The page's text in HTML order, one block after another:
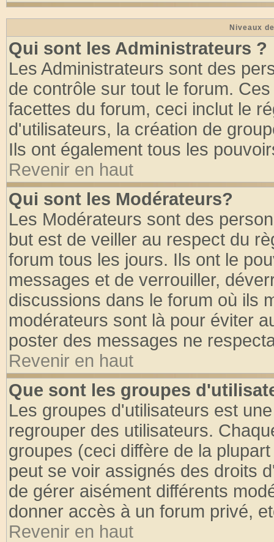
Niveaux
Qui sont les Administrateurs ?
Les Administrateurs sont des
de contrôle sur tout le forum.
facettes du forum, ceci inclut le
d'utilisateurs, la création de
Ils ont également tous les
Revenir en haut
Qui sont les Modérateurs?
Les Modérateurs sont des
but est de veiller au respect du
forum tous les jours. Ils ont le
messages et de verrouiller,
discussions dans le forum où ils
modérateurs sont là pour éviter
poster des messages ne
Revenir en haut
Que sont les groupes
Les groupes d'utilisateurs est
regrouper des utilisateurs.
groupes (ceci diffère de la
peut se voir assignés des droits
de gérer aisément différents
donner accès à un forum privé,
Revenir en haut